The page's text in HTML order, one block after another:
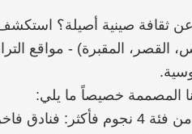
ثقافة صينية أصيلة؟ استكشف
المصممة خصيصاً ما يلي:
✅ إقامات من فئة 4 نجوم